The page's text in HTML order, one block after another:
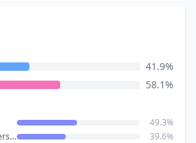
41.9%
58.1%
49.3%
Direct ondersteunend personeel
39.6%